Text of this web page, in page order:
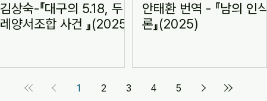
김상숙-『대구의 5.18, 두
레양서조합 사건 』(2025)
안태환 번역 - 『남의 인식
론』(2025)
1 2 3 4 5